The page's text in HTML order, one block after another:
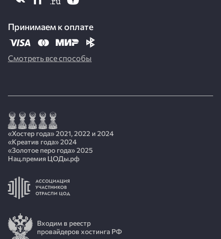
Принимаем к оплате
Смотреть все способы
«Хостер года» 2021, 2022 и 2024
«Креатив года» 2024
«Золотое перо года» 2025
Нац.премия ЦОДы.рф
Входим в реестр
провайдеров хостинга РФ